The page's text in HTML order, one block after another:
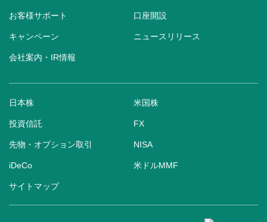
お客様サポート 口座開設
キャンペーン ニュースリリース
会社案内・IR情報
日本株 米国株
投資信託 FX
先物・オプション取引 NISA
iDeCo 米ドルMMF
サイトマップ